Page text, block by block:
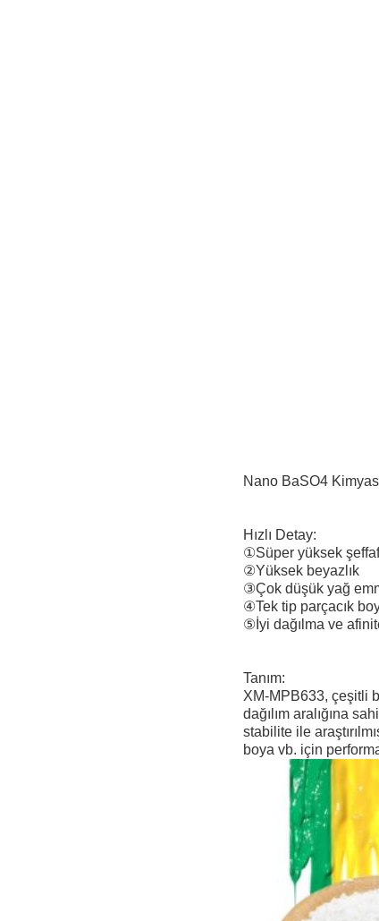
Nano BaSO4
Hızlı Detay:
①Süper yüksek
②Yüksek beyazlık
③Çok düşük yağ
④Tek tip parçacık
⑤İyi dağılma ve
Tanım:
XM-MPB633, çeşitli
dağılım aralığına
stabilite ile
boya vb. için